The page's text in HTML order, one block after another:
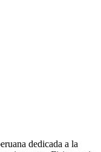
dedicada a la